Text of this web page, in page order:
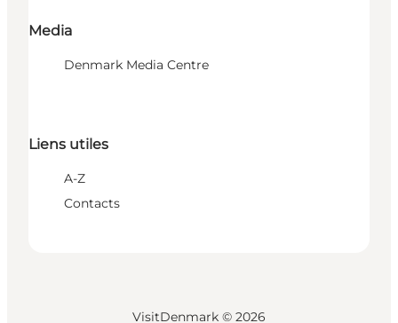
Media
Denmark Media Centre
Liens utiles
A-Z
Contacts
VisitDenmark © 2026